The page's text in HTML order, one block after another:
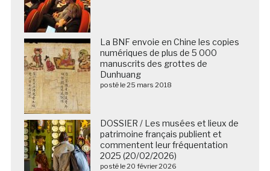
La BNF envoie en Chine les copies
numériques de plus de 5 000
manuscrits des grottes de
Dunhuang
posté le 25 mars 2018
DOSSIER / Les musées et lieux de
patrimoine français publient et
commentent leur fréquentation
2025 (20/02/2026)
posté le 20 février 2026